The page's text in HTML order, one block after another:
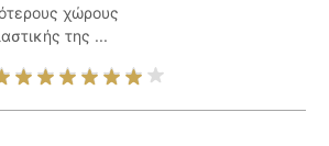
χώρους
της ...